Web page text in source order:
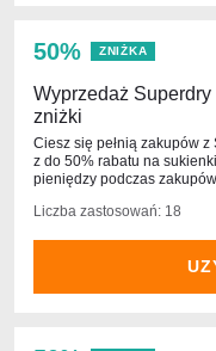
50% ZNIŻKA
Wyprzedaż
zniżki
Ciesz się pełnią zakupów z
z do 50% rabatu na
pieniędzy podczas
Liczba zastosowań: 18